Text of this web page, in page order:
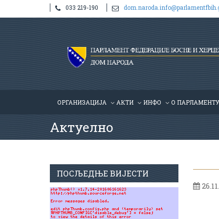
033 219-190
ОРГАНИЗАЦИЈА АКТИ ИНФО О ПАРЛАМЕНТУ
Актуелно
ПОСЉЕДЊЕ ВИЈЕСТИ